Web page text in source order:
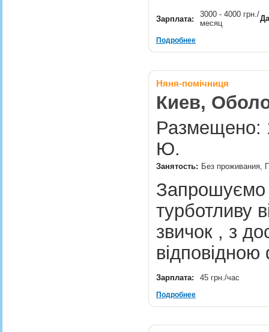
Зарплата:
3000 - 4000 грн./
месяц
Подробнее
Няня-помічниця
Киев,
Размещено:
Ю.
Занятость: Без проживания,
Запрошуємо
турботливу
звичок , з
Зарплата: 45 грн./час
Подробнее